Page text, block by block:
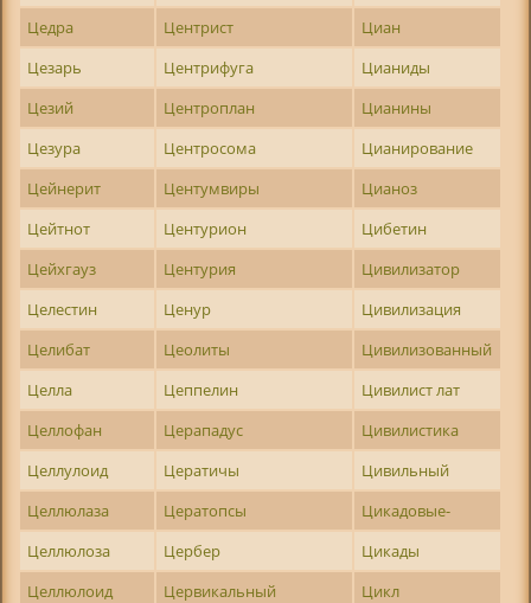
Цедра
Центрист
Циан
Цезарь
Центрифуга
Цианиды
Цезий
Центроплан
Цианины
Цезура
Центросома
Цианирование
Цейнерит
Центумвиры
Цианоз
Цейтнот
Центурион
Цибетин
Цейхгауз
Центурия
Цивилизатор
Целестин
Ценур
Цивилизация
Целибат
Цеолиты
Цивилизованный
Целла
Цеппелин
Цивилист лат
Целлофан
Церападус
Цивилистика
Целлулоид
Цератичы
Цивильный
Целлюлаза
Цератопсы
Цикадовые-
Целлюлоза
Цербер
Цикады
Целлюлоид
Цервикальный
Цикл